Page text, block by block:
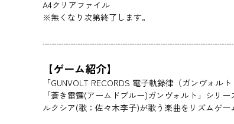
A4クリアファイル
※無くなり次第終了します。
【ゲーム紹介】
「GUNVOLT RECORDS 電子軌録律（ガンヴォル
「蒼き雷霆(アームドブルー)ガンヴォルト」シリ
ルクシア(歌：佐々木李子)が歌う楽曲をリズムゲー